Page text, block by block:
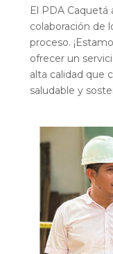
El PDA Caquetá
colaboración de
proceso.
ofrecer un
alta calidad que
saludable y